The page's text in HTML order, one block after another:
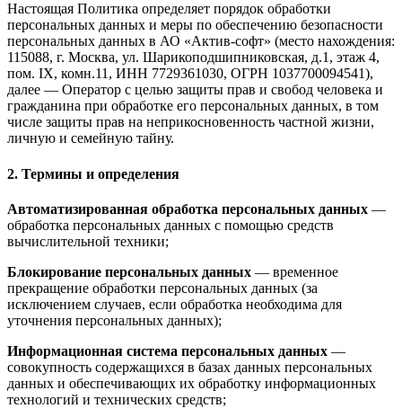
Настоящая Политика определяет порядок обработки
персональных данных и меры по обеспечению безопасности
персональных данных в АО «Актив-софт» (место нахождения:
115088, г. Москва, ул. Шарикоподшипниковская, д.1, этаж 4,
пом. IX, комн.11, ИНН 7729361030, ОГРН 1037700094541),
далее — Оператор с целью защиты прав и свобод человека и
гражданина при обработке его персональных данных, в том
числе защиты прав на неприкосновенность частной жизни,
личную и семейную тайну.
2. Термины и определения
Автоматизированная обработка персональных данных —
обработка персональных данных с помощью средств
вычислительной техники;
Блокирование персональных данных — временное
прекращение обработки персональных данных (за
исключением случаев, если обработка необходима для
уточнения персональных данных);
Информационная система персональных данных —
совокупность содержащихся в базах данных персональных
данных и обеспечивающих их обработку информационных
технологий и технических средств;